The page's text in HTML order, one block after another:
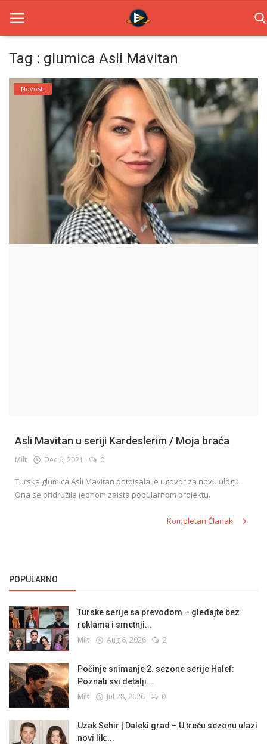
Home
Tag : glumica Asli Mavitan
Novosti
Asli Mavitan u seriji Kardeslerim / Moja braća
Milt Dec 6, 2021 0
Turska glumica Asli Mavitan potpisala je ugovor za novu ulogu.
Ona se pridružila jednom zaista popularnom projektu.
Kompletan Članak
POPULARNO
Turske serije sa prevodom – gledajte bez
reklama i smetnji...
Milt Aug 6, 2026 2
Počinje snimanje 2. sezone serije Halef:
Poznati svi detalji...
Milt Jul 28, 2026 0
Uzak Sehir | Daleki grad – U treću sezonu ulazi
novi lik:...